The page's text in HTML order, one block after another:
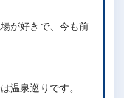
が好きで、今も前
温泉巡りです。